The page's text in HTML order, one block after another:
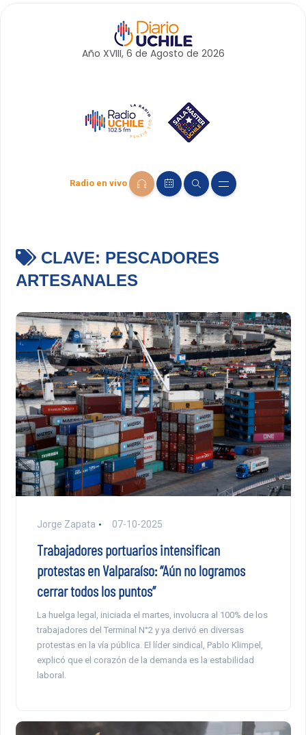
Año XVIII, 6 de Agosto de 2026
Radio en vivo
CLAVE: PESCADORES
ARTESANALES
Jorge Zapata 07-10-2025
Trabajadores portuarios intensifican
protestas en Valparaíso: “Aún no logramos
cerrar todos los puntos”
La huelga legal, iniciada el martes, involucra al 100% de los
trabajadores del Terminal N°2 y ya derivó en diversas
protestas en la vía pública. El líder sindical, Pablo Klimpel,
explicó que el corazón de la demanda es la estabilidad
laboral.